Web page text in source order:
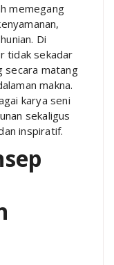
memegang
Di
tidak sekadar
secara matang
makna.
karya seni
sekaligus
inspiratif.